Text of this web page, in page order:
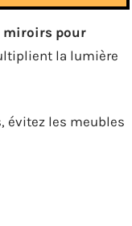
miroirs pour
la lumière
évitez les meubles